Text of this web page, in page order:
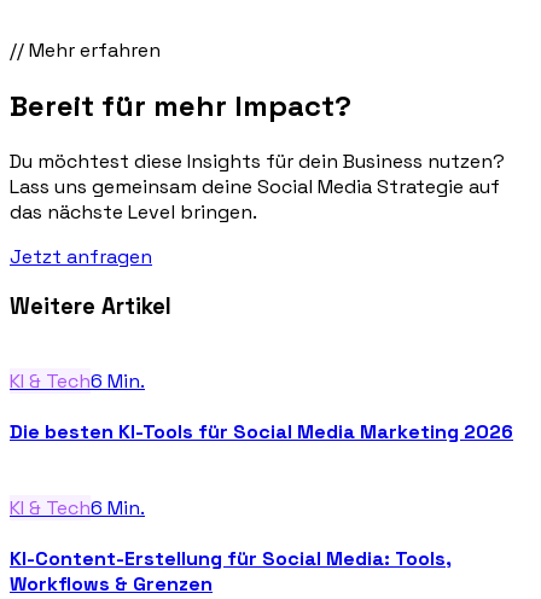
// Mehr erfahren
Bereit für mehr Impact?
Du möchtest diese Insights für dein Business nutzen?
Lass uns gemeinsam deine Social Media Strategie auf
das nächste Level bringen.
Jetzt anfragen
Weitere Artikel
KI & Tech6 Min.
Die besten KI-Tools für Social Media Marketing 2026
KI & Tech6 Min.
KI-Content-Erstellung für Social Media: Tools,
Workflows & Grenzen